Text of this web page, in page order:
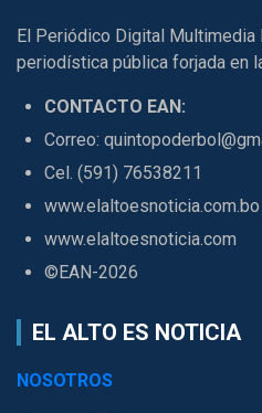
El Periódico Digital Multimedia
periodística pública forjada en
CONTACTO EAN:
Correo:
Cel. (591) 76538211
www.elaltoesnoticia.com.bo
www.elaltoesnoticia.com
©EAN-2026
EL ALTO ES NOTICIA
NOSOTROS